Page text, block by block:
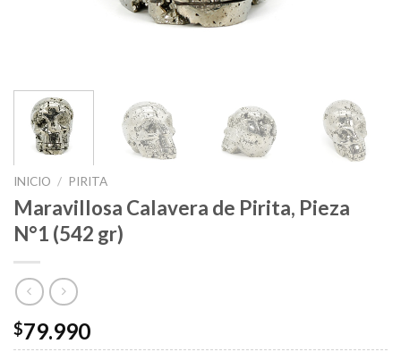
INICIO / PIRITA
Maravillosa Calavera de Pirita, Pieza
N°1 (542 gr)
$79.990